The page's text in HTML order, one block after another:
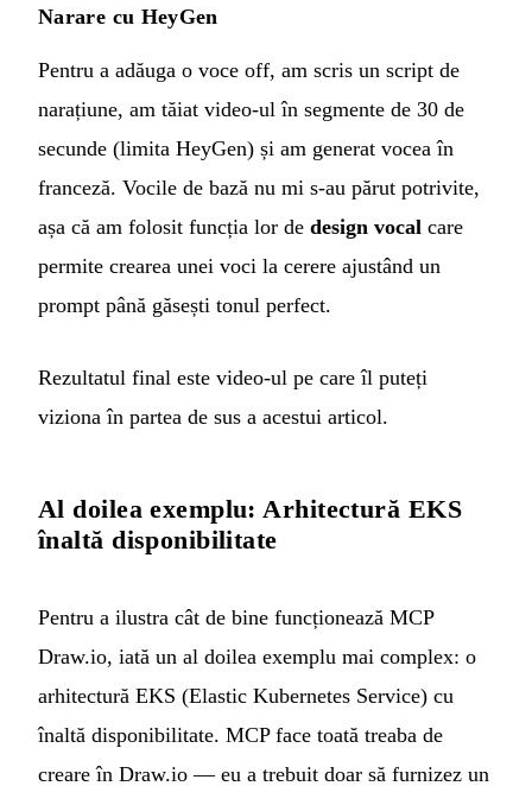
Narare cu HeyGen
Pentru a adăuga o voce off, am scris un script de
narațiune, am tăiat video-ul în segmente de 30 de
secunde (limita HeyGen) și am generat vocea în
franceză. Vocile de bază nu mi s-au părut potrivite,
așa că am folosit funcția lor de design vocal care
permite crearea unei voci la cerere ajustând un
prompt până găsești tonul perfect.
Rezultatul final este video-ul pe care îl puteți
viziona în partea de sus a acestui articol.
Al doilea exemplu: Arhitectură EKS
înaltă disponibilitate
Pentru a ilustra cât de bine funcționează MCP
Draw.io, iată un al doilea exemplu mai complex: o
arhitectură EKS (Elastic Kubernetes Service) cu
înaltă disponibilitate. MCP face toată treaba de
creare în Draw.io — eu a trebuit doar să furnizez un